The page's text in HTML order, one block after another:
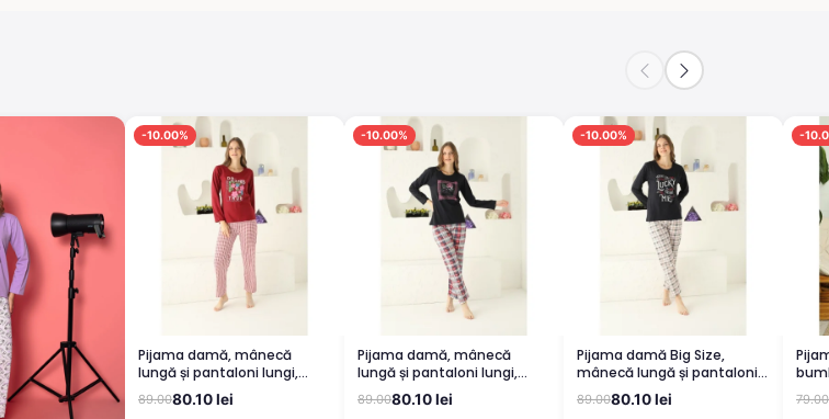
-10.00%
Pijama damă, mânecă
lungă și pantaloni lungi,
imprimeu Dreams Come
True, rosu
89.0080.10 lei
-10.00%
Pijama damă, mânecă
lungă și pantaloni lungi,
imprimeu floral, negru
89.0080.10 lei
-10.00%
Pijama damă Big Size,
mânecă lungă și pantaloni
lungi, imprimeu cu Lucky,
negru
89.0080.10 lei
-
79.00